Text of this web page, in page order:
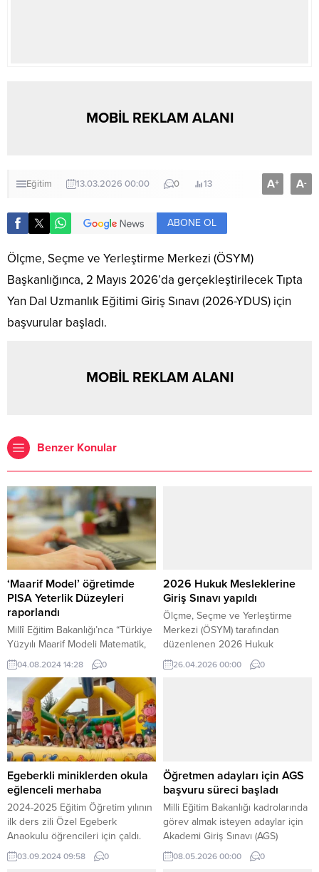
MOBİL REKLAM ALANI
Eğitim 13.03.2026 00:00 0 13 A+ A-
ABONE OL
Ölçme, Seçme ve Yerleştirme Merkezi (ÖSYM)
Başkanlığınca, 2 Mayıs 2026’da gerçekleştirilecek Tıpta
Yan Dal Uzmanlık Eğitimi Giriş Sınavı (2026-YDUS) için
başvurular başladı.
MOBİL REKLAM ALANI
Benzer Konular
‘Maarif Model’ öğretimde
PISA Yeterlik Düzeyleri
raporlandı
Millî Eğitim Bakanlığı’nca “Türkiye
Yüzyılı Maarif Modeli Matematik,
Fen Bilimleri ve Türkçe Dersi
Öğretim Programlarında Yer Alan
Becerilerin PISA Yeterlik
Düzeyleri ile İlişkilendirilmesi”
raporu yayımlandı. ANKARA (İGFA)
– Millî Eğitim Bakanlığınca
“Türkiye Yüzyılı Maarif Modeli”
adıyla bütüncül bir model
anlayışıyla hazırlanan öğretim
programlarından Ortaokul
Matematik ve Fen Bilimleri ile
İlkokul...
04.08.2024 14:28 0
2026 Hukuk Mesleklerine
Giriş Sınavı yapıldı
Ölçme, Seçme ve Yerleştirme
Merkezi (ÖSYM) tarafından
düzenlenen 2026 Hukuk
Mesleklerine Giriş Sınavı (2026-
HMGS/1) gerçekleştirildi.
26.04.2026 00:00 0
Egeberkli miniklerden okula
eğlenceli merhaba
2024-2025 Eğitim Öğretim yılının
ilk ders zili Özel Egeberk
Anaokulu öğrencileri için çaldı.
Yeniden okullarının yolunu tutan
miniklerin ilk gün heyecanına
03.09.2024 09:58 0
Öğretmen adayları için AGS
başvuru süreci başladı
Milli Eğitim Bakanlığı kadrolarında
görev almak isteyen adaylar için
Akademi Giriş Sınavı (AGS)
başvuruları başladı. ÖSYM
tarafından düzenlenecek 2026-
08.05.2026 00:00 0